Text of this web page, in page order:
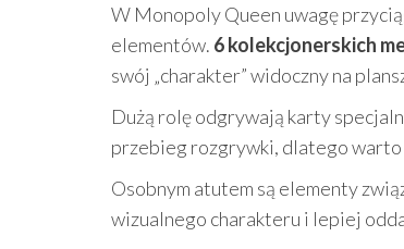
W Monopoly Queen uwagę
elementów. 6 kolekcjonerskich
swój „charakter” widoczny na
Dużą rolę odgrywają karty
przebieg rozgrywki, dlatego warto
Osobnym atutem są elementy
wizualnego charakteru i lepiej